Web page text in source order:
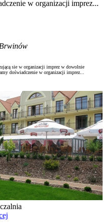
w organizacji imprez...
sie w organizacji imprez w dowolnie
doświadczenie w organizacji imprez...